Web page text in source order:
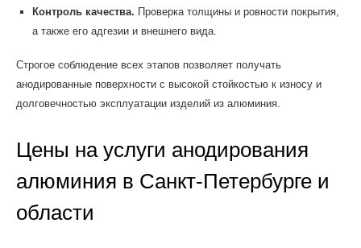
Контроль качества. Проверка толщины и ровности покрытия,
а также его адгезии и внешнего вида.
Строгое соблюдение всех этапов позволяет получать
анодированные поверхности с высокой стойкостью к износу и
долговечностью эксплуатации изделий из алюминия.
Цены на услуги анодирования
алюминия в Санкт-Петербурге и
области